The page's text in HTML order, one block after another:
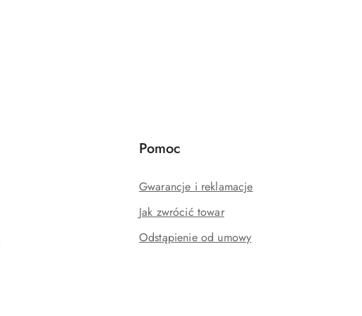
Pomoc
Gwarancje i reklamacje
Jak zwrócić towar
Odstąpienie od umowy